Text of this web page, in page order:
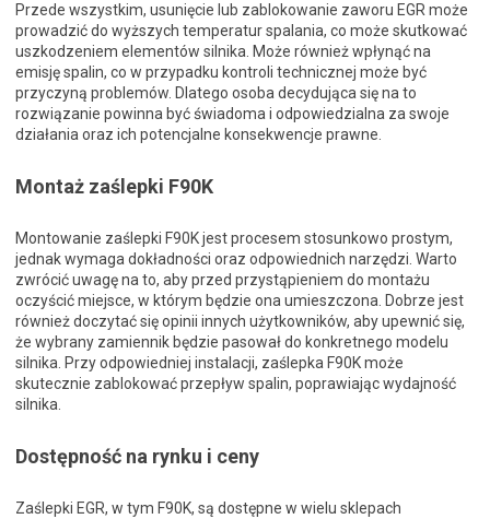
Przede wszystkim, usunięcie lub zablokowanie zaworu EGR może
prowadzić do wyższych temperatur spalania, co może skutkować
uszkodzeniem elementów silnika. Może również wpłynąć na
emisję spalin, co w przypadku kontroli technicznej może być
przyczyną problemów. Dlatego osoba decydująca się na to
rozwiązanie powinna być świadoma i odpowiedzialna za swoje
działania oraz ich potencjalne konsekwencje prawne.
Montaż zaślepki F90K
Montowanie zaślepki F90K jest procesem stosunkowo prostym,
jednak wymaga dokładności oraz odpowiednich narzędzi. Warto
zwrócić uwagę na to, aby przed przystąpieniem do montażu
oczyścić miejsce, w którym będzie ona umieszczona. Dobrze jest
również doczytać się opinii innych użytkowników, aby upewnić się,
że wybrany zamiennik będzie pasował do konkretnego modelu
silnika. Przy odpowiedniej instalacji, zaślepka F90K może
skutecznie zablokować przepływ spalin, poprawiając wydajność
silnika.
Dostępność na rynku i ceny
Zaślepki EGR, w tym F90K, są dostępne w wielu sklepach